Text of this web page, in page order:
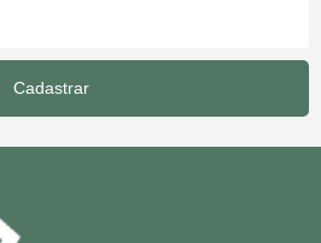
Cadastrar